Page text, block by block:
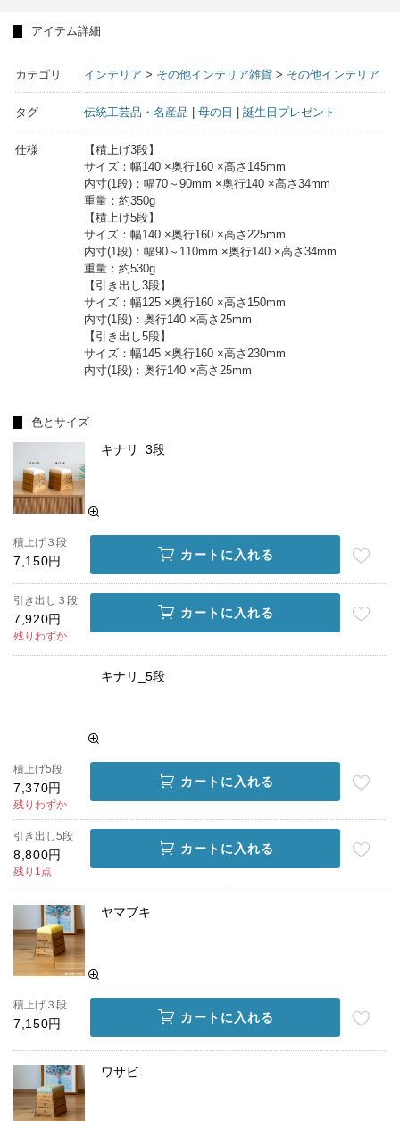
アイテム詳細
カテゴリ インテリア > その他インテリア雑貨 > その他インテリア
タグ 伝統工芸品・名産品 母の日 誕生日プレゼント
仕様
【積上げ3段】
サイズ：幅140 ×奥行160 ×高さ145mm
内寸(1段)：幅70～90mm ×奥行140 ×高さ34mm
重量：約350g
【積上げ5段】
サイズ：幅140 ×奥行160 ×高さ225mm
内寸(1段)：幅90～110mm ×奥行140 ×高さ34mm
重量：約530g
【引き出し3段】
サイズ：幅125 ×奥行160 ×高さ150mm
内寸(1段)：奥行140 ×高さ25mm
【引き出し5段】
サイズ：幅145 ×奥行160 ×高さ230mm
内寸(1段)：奥行140 ×高さ25mm
色とサイズ
キナリ_3段
積上げ３段
7,150円 カートに入れる
引き出し３段
7,920円
残りわずか
カートに入れる
キナリ_5段
積上げ5段
7,370円
残りわずか
カートに入れる
引き出し5段
8,800円
残り1点
カートに入れる
ヤマブキ
積上げ３段
7,150円 カートに入れる
ワサビ